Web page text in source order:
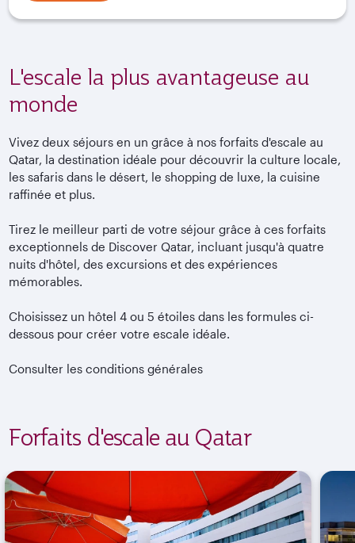
L'escale la plus avantageuse au
monde
Vivez deux séjours en un grâce à nos forfaits d'escale au
Qatar, la destination idéale pour découvrir la culture locale,
les safaris dans le désert, le shopping de luxe, la cuisine
raffinée et plus.
Tirez le meilleur parti de votre séjour grâce à ces forfaits
exceptionnels de Discover Qatar, incluant jusqu'à quatre
nuits d'hôtel, des excursions et des expériences
mémorables.
Choisissez un hôtel 4 ou 5 étoiles dans les formules ci-
dessous pour créer votre escale idéale.
Consulter les conditions générales
Forfaits d'escale au Qatar